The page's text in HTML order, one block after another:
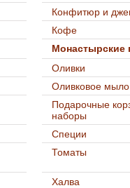
Конфитюр и
Кофе
Монастырские
Оливки
Оливковое мыло
Подарочные
наборы
Специи
Томаты
Халва